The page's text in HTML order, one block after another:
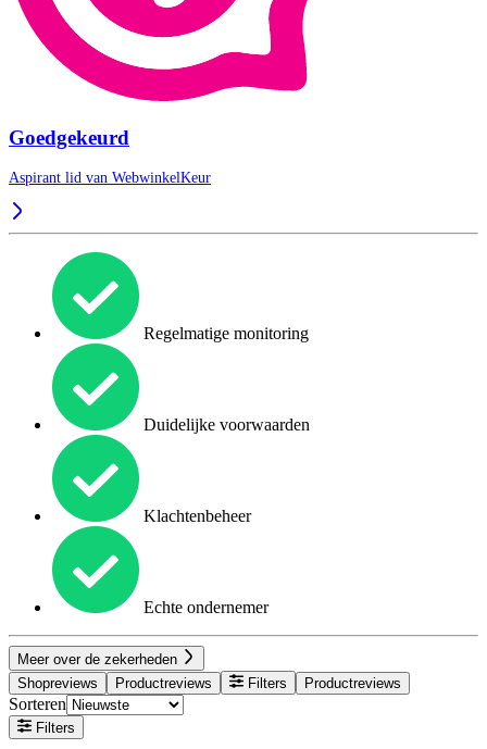
Goedgekeurd
Aspirant lid van WebwinkelKeur
Regelmatige monitoring
Duidelijke voorwaarden
Klachtenbeheer
Echte ondernemer
Meer over de zekerheden
Shopreviews
Productreviews Filters Productreviews
Sorteren
Filters